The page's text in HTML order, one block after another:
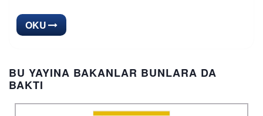
OKU
BU YAYINA BAKANLAR BUNLARA DA
BAKTI